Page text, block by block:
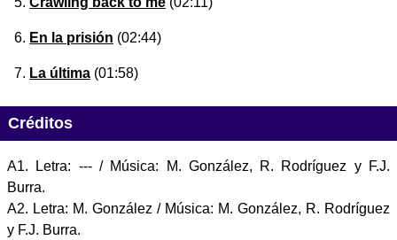
En la prisión (02:44)
La última (01:58)
Créditos
A1. Letra: --- / Música: M. González, R. Rodríguez y F.J.
Burra.
A2. Letra: M. González / Música: M. González, R. Rodríguez
y F.J. Burra.